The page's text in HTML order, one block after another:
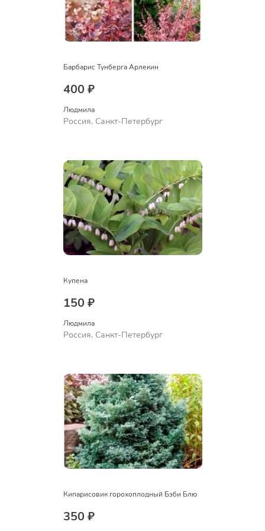
Барбарис Тунберга Арлекин
400 ₽
Людмила
Россия, Санкт-Петербург
Купена
150 ₽
Людмила
Россия, Санкт-Петербург
Кипарисовик горохоплодный Бэби Блю
350 ₽